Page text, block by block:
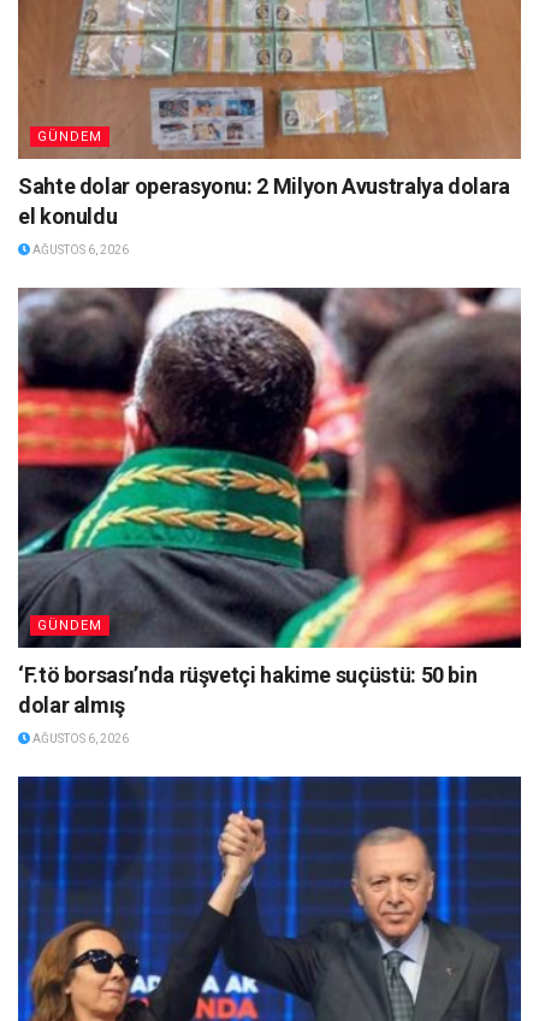
GÜNDEM
Sahte dolar operasyonu: 2 Milyon Avustralya dolara
el konuldu
AĞUSTOS 6, 2026
GÜNDEM
‘F.tö borsası’nda rüşvetçi hakime suçüstü: 50 bin
dolar almış
AĞUSTOS 6, 2026